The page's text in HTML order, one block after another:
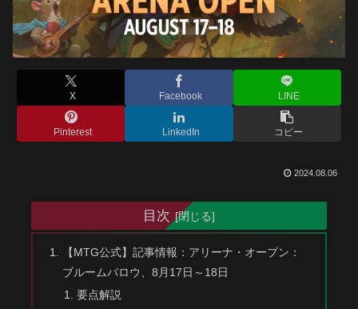
X Facebook LINE
Pinterest LinkedIn コピー
2024.08.06
目次
【MTG公式】記事情報：アリーナ・オープン：
ブルームバロウ、8月17日～18日
要点解説